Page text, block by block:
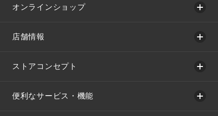
オンラインショップ
店舗情報
ストアコンセプト
便利なサービス・機能